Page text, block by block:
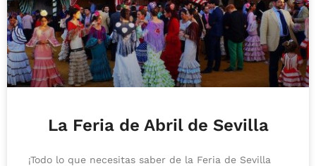
La Feria de Abril de Sevilla
¡Todo lo que necesitas saber de la Feria de Sevilla